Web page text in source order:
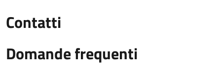
Contatti
Domande frequenti